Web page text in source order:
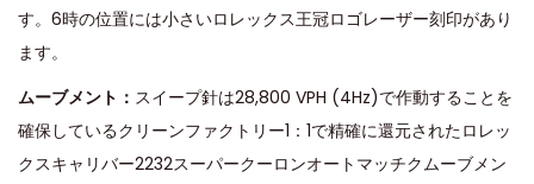
す。6時の位置には小さいロレックス王冠ロゴレーザー刻印があり
ます。
ムーブメント： スイープ針は28,800 VPH (4Hz)で作動することを
確保しているクリーンファクトリー1：1で精確に還元されたロレッ
クスキャリバー2232スーパークーロンオートマッチクムーブメン